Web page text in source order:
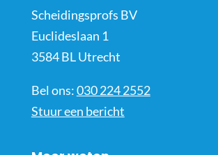
Scheidingsprofs BV
Euclideslaan 1
3584 BL Utrecht
Bel ons:030 224 2552
Stuur een bericht